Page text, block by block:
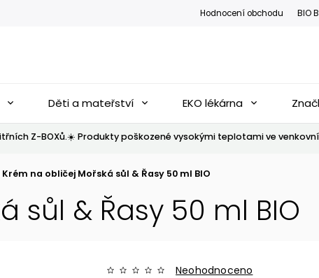
Hodnocení obchodu BIO
Děti a mateřství EKO lékárna
Z-BOXů.☀️ Produkty poškozené vysokými teplotami ve
Krém na obličej Mořská sůl & Řasy 50 ml BIO
sůl & Řasy 50 ml BIO
Neohodnoceno